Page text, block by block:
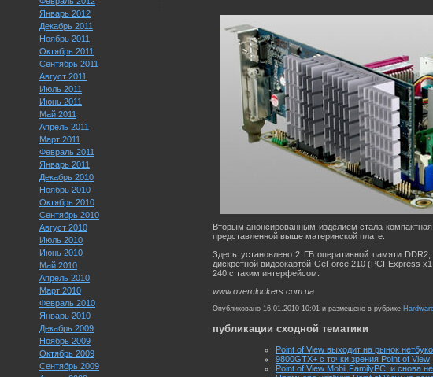
Январь 2012
Декабрь 2011
Ноябрь 2011
Октябрь 2011
Сентябрь 2011
Август 2011
Июль 2011
Июнь 2011
Май 2011
Апрель 2011
Март 2011
Февраль 2011
Январь 2011
Декабрь 2010
Ноябрь 2010
Октябрь 2010
Сентябрь 2010
Август 2010
Июль 2010
Июнь 2010
Май 2010
Апрель 2010
Март 2010
Февраль 2010
Январь 2010
Декабрь 2009
Ноябрь 2009
Октябрь 2009
Сентябрь 2009
Вторым анонсированным изделием стала
представленной выше материнской плате.
Здесь установлено 2 ГБ оперативной памяти
дискретной видеокартой GeForce 210 (PCI-Express
240 с таким интерфейсом.
www.overclockers.com.ua
Опубликовано 16.01.2010 10:01 и размещено в рубрике
публикации сходной тематики
Point of View выходит на рынок
9800GTX+ с точки зрения Point of View
Point of View Mobii FamilyPC: и снова